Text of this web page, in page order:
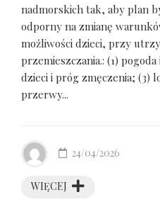
nadmorskich tak, aby plan
odporny na zmianę
możliwości dzieci, przy
przemieszczania.: (1)
dzieci i próg zmęczenia; (3)
przerwy...
WIĘCEJ
24/04/2026